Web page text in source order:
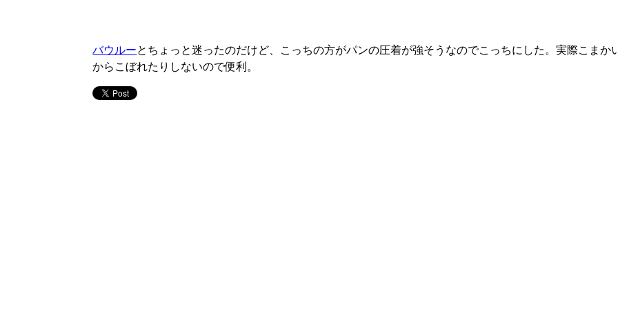
バウルーとちょっと迷ったのだけど、こっちの方がパンの圧着が強そうなのでこっちにした。実際こまか
からこぼれたりしないので便利。